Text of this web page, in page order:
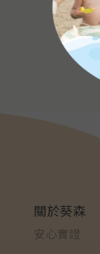
關於葵森
安心實證